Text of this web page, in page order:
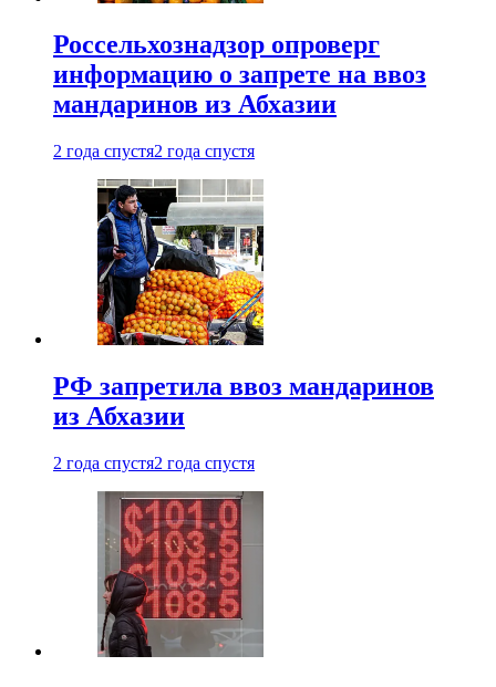
Россельхознадзор опроверг
информацию о запрете на ввоз
мандаринов из Абхазии
2 года спустя2 года спустя
РФ запретила ввоз мандаринов
из Абхазии
2 года спустя2 года спустя